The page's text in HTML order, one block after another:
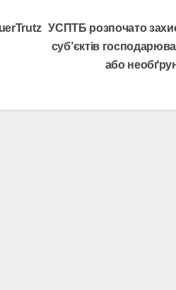
УСПТБ розпочато
суб’єктів
або